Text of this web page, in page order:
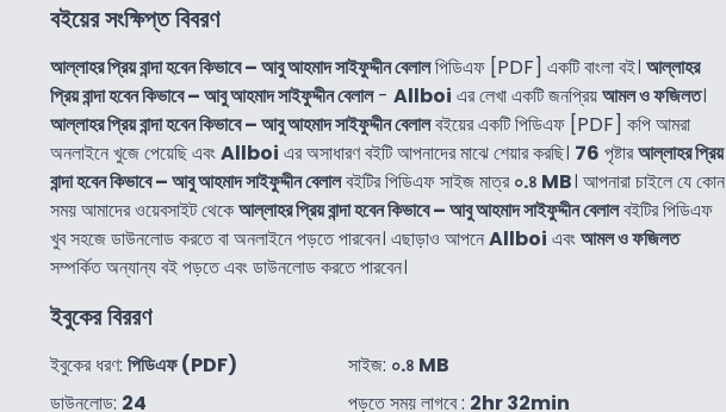
বইয়ের সংক্ষিপ্ত বিবরণ
আল্লাহর প্রিয় বান্দা হবেন কিভাবে – আবু আহমাদ সাইফুদ্দীন বেলালপিডিএফ [PDF] একটি বাংলা বই। আল্লাহর
প্রিয় বান্দা হবেন কিভাবে – আবু আহমাদ সাইফুদ্দীন বেলাল- Allboi এর লেখা একটি জনপ্রিয়আমল ও ফজিলত।
আল্লাহর প্রিয় বান্দা হবেন কিভাবে – আবু আহমাদ সাইফুদ্দীন বেলালবইয়ের একটি পিডিএফ [PDF] কপি আমরা
অনলাইনে খুজে পেয়েছি এবংAllboi এর অসাধারণ বইটি আপনাদের মাঝে শেয়ার করছি। 76 পৃষ্টারআল্লাহর প্রিয়
বান্দা হবেন কিভাবে – আবু আহমাদ সাইফুদ্দীন বেলালবইটির পিডিএফ সাইজ মাত্র০.৪ MB। আপনারা চাইলে যে কোন
সময় আমাদের ওয়েবসাইট থেকেআল্লাহর প্রিয় বান্দা হবেন কিভাবে – আবু আহমাদ সাইফুদ্দীন বেলালবইটির পিডিএফ
খুব সহজে ডাউনলোড করতে বা অনলাইনে পড়তে পারবেন। এছাড়াও আপনেAllboi এবংআমল ও ফজিলত
সম্পর্কিত অন্যান্য বই পড়তে এবং ডাউনলোড করতে পারবেন।
ইবুকের বিররণ
ইবুকের ধরণ: পিডিএফ (PDF)
ডাউনলোড: 24
সাইজ: ০.৪ MB
পড়তে সময় লাগবে : 2hr 32min